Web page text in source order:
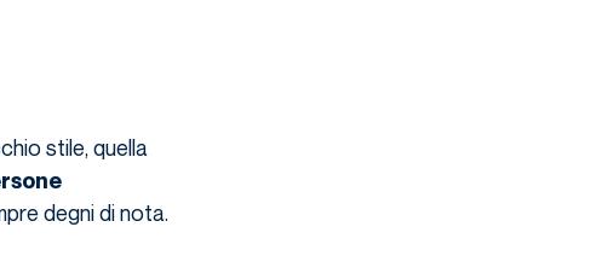
stile, quella
degni di nota.